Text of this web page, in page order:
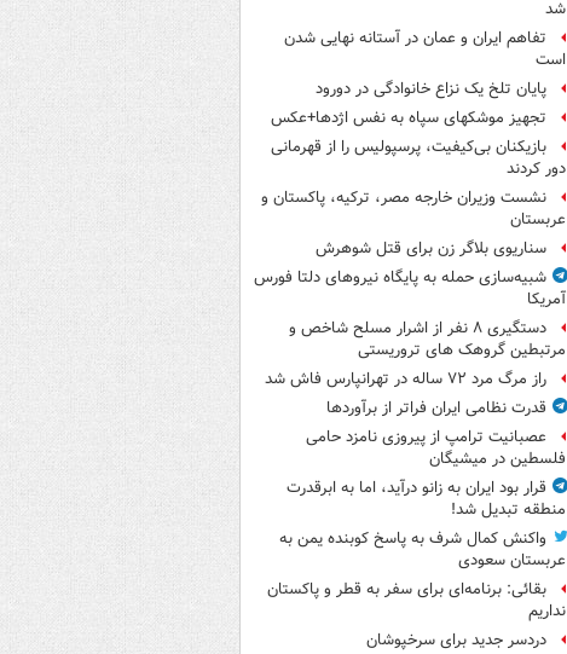
شد
تفاهم ایران و عمان در آستانه نهایی شدن
است
پایان تلخ یک نزاع خانوادگی در دورود
تجهیز موشکهای سپاه به نفس اژدها+عکس
بازیکنان بی‌کیفیت، پرسپولیس را از قهرمانی
دور کردند
نشست وزیران خارجه مصر، ترکیه، پاکستان و
عربستان
سناریوی بلاگر زن برای قتل شوهرش
شبیه‌سازی حمله به پایگاه نیروهای دلتا فورس
آمریکا
دستگیری ۸ نفر از اشرار مسلح شاخص و
مرتبطین گروهک های تروریستی
راز مرگ مرد ۷۲ ساله در تهرانپارس فاش شد
قدرت نظامی ایران فراتر از برآوردها
عصبانیت ترامپ از پیروزی نامزد حامی
فلسطین در میشیگان
قرار بود ایران به زانو درآید، اما به ابرقدرت
منطقه تبدیل شد!
واکنش کمال شرف به پاسخ کوبنده یمن به
عربستان سعودی
بقائی: برنامه‌ای برای سفر به قطر و پاکستان
نداریم
دردسر جدید برای سرخپوشان